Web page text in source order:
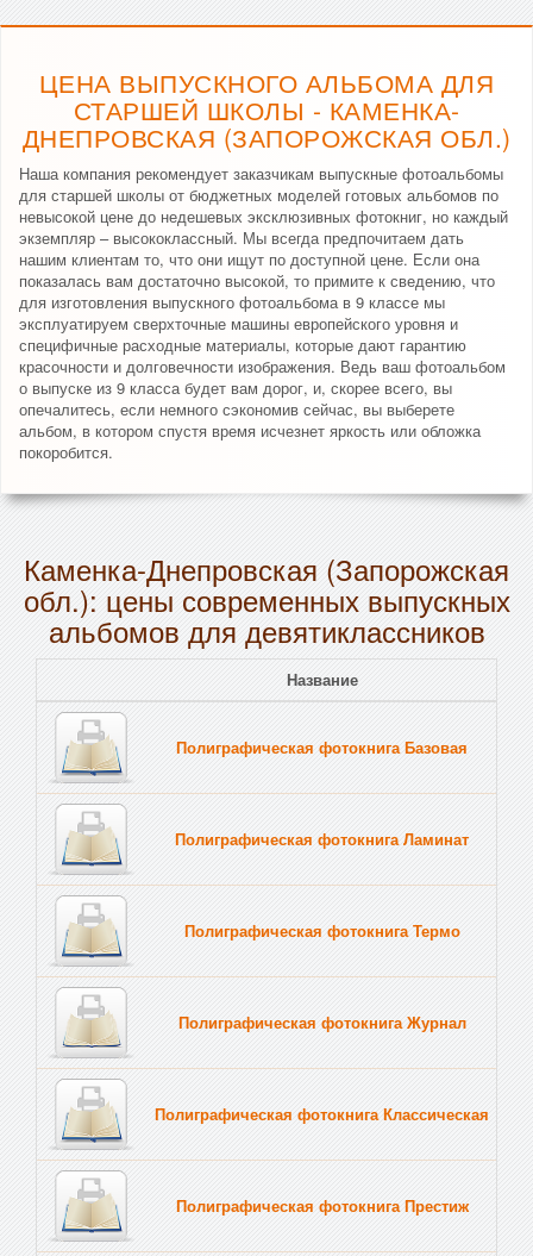
ЦЕНА ВЫПУСКНОГО АЛЬБОМА ДЛЯ
СТАРШЕЙ ШКОЛЫ - КАМЕНКА-
ДНЕПРОВСКАЯ (ЗАПОРОЖСКАЯ ОБЛ.)
Наша компания рекомендует заказчикам выпускные фотоальбомы
для старшей школы от бюджетных моделей готовых альбомов по
невысокой цене до недешевых эксклюзивных фотокниг, но каждый
экземпляр – высококлассный. Мы всегда предпочитаем дать
нашим клиентам то, что они ищут по доступной цене. Если она
показалась вам достаточно высокой, то примите к сведению, что
для изготовления выпускного фотоальбома в 9 классе мы
эксплуатируем сверхточные машины европейского уровня и
специфичные расходные материалы, которые дают гарантию
красочности и долговечности изображения. Ведь ваш фотоальбом
о выпуске из 9 класса будет вам дорог, и, скорее всего, вы
опечалитесь, если немного сэкономив сейчас, вы выберете
альбом, в котором спустя время исчезнет яркость или обложка
покоробится.
Каменка-Днепровская (Запорожская
обл.): цены современных выпускных
альбомов для девятиклассников
Название
Полиграфическая фотокнига Базовая
Полиграфическая фотокнига Ламинат
Полиграфическая фотокнига Термо
Полиграфическая фотокнига Журнал
Полиграфическая фотокнига Классическая
Полиграфическая фотокнига Престиж